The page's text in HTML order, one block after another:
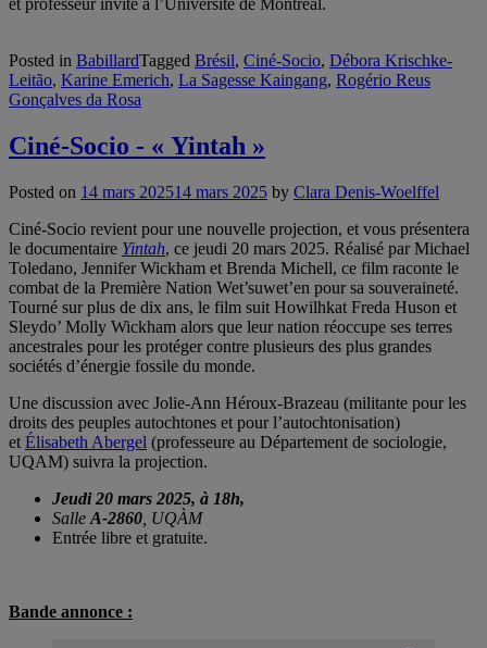
et professeur invité à l’Université de Montréal.
Posted in BabillardTagged Brésil, Ciné-Socio, Débora Krischke-
Leitão, Karine Emerich, La Sagesse Kaingang, Rogério Reus
Gonçalves da Rosa
Ciné-Socio - « Yintah »
Posted on 14 mars 202514 mars 2025 by Clara Denis-Woelffel
Ciné-Socio revient pour une nouvelle projection, et vous présentera
le documentaire Yintah, ce jeudi 20 mars 2025. Réalisé par Michael
Toledano, Jennifer Wickham et Brenda Michell, ce film raconte le
combat de la Première Nation Wet’suwet’en pour sa souveraineté.
Tourné sur plus de dix ans, le film suit Howilhkat Freda Huson et
Sleydo’ Molly Wickham alors que leur nation réoccupe ses terres
ancestrales pour les protéger contre plusieurs des plus grandes
sociétés d’énergie fossile du monde.
Une discussion avec Jolie-Ann Héroux-Brazeau (militante pour les
droits des peuples autochtones et pour l’autochtonisation)
et Élisabeth Abergel (professeure au Département de sociologie,
UQAM) suivra la projection.
Jeudi 20 mars 2025, à 18h,
Salle A-2860 , UQÀM
Entrée libre et gratuite.
Bande annonce :